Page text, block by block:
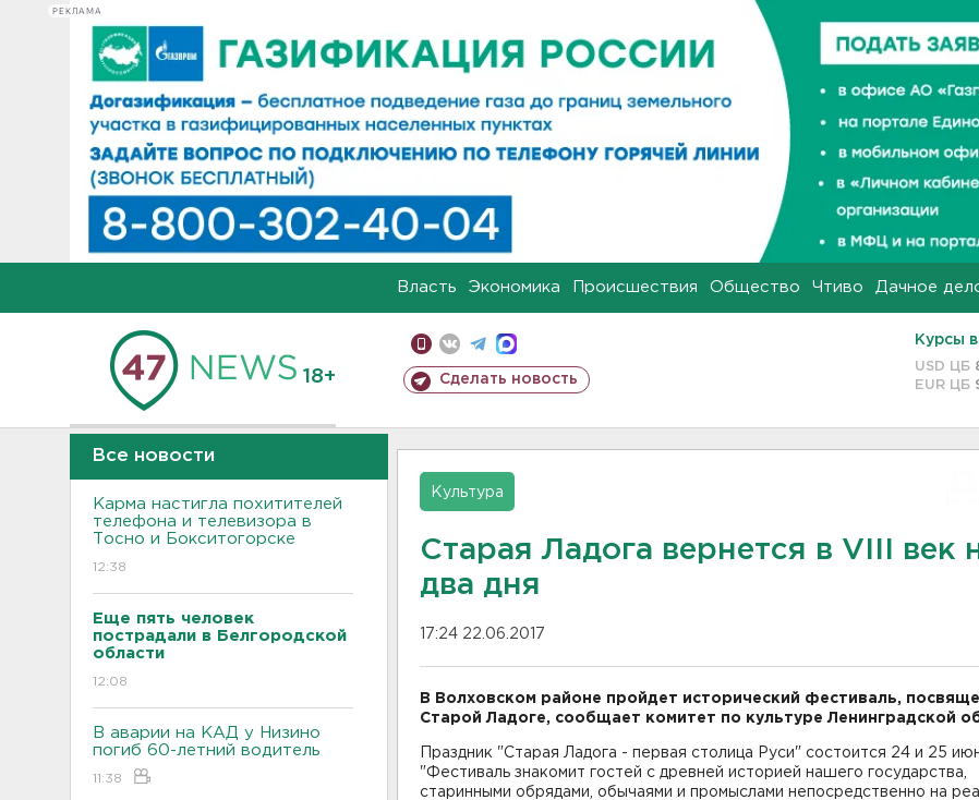
РЕКЛАМА
Власть Экономика Происшествия Общество Чтиво Дачное
18+ Сделать новость
Курсы
USD ЦБ
EUR ЦБ
Все новости
Карма настигла похитителей
телефона и телевизора в
Тосно и Бокситогорске
12:38
Еще пять человек
пострадали в Белгородской
области
12:08
В аварии на КАД у Низино
погиб 60-летний водитель
11:38
Культура
Старая Ладога вернется в VIII век
два дня
17:24 22.06.2017
В Волховском районе пройдет исторический фестиваль,
Старой Ладоге, сообщает комитет по культуре Ленинградской
Праздник "Старая Ладога - первая столица Руси" состоится 24 и 25
"Фестиваль знакомит гостей с древней историей нашего государства,
старинными обрядами, обычаями и промыслами непосредственно на